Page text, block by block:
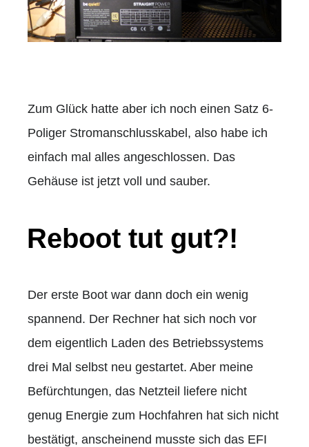
Zum Glück hatte aber ich noch einen Satz 6-
Poliger Stromanschlusskabel, also habe ich
einfach mal alles angeschlossen. Das
Gehäuse ist jetzt voll und sauber.
Reboot tut gut?!
Der erste Boot war dann doch ein wenig
spannend. Der Rechner hat sich noch vor
dem eigentlich Laden des Betriebssystems
drei Mal selbst neu gestartet. Aber meine
Befürchtungen, das Netzteil liefere nicht
genug Energie zum Hochfahren hat sich nicht
bestätigt, anscheinend musste sich das EFI